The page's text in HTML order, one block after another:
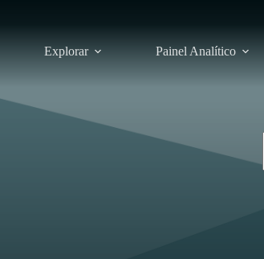
Explorar Painel Analítico